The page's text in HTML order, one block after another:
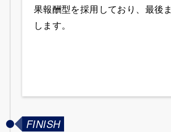
果報酬型を採用しており、最後
します。
FINISH